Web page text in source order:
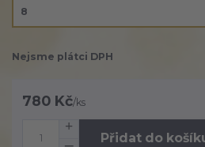
Nejsme plátci DPH
780 Kč/ks
Přidat do